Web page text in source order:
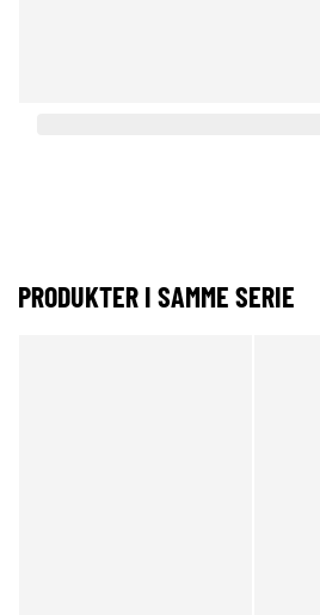
PRODUKTER I SAMME SERIE